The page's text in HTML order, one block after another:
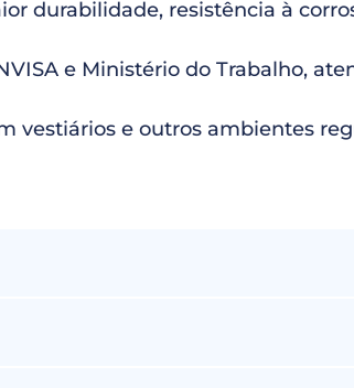
durabilidade, resistência à
e Ministério do Trabalho,
vestiários e outros ambientes